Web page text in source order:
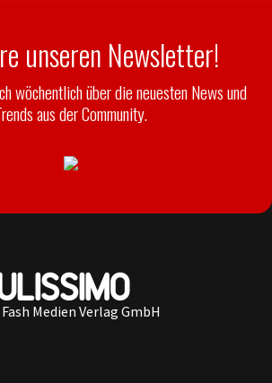
unseren Newsletter!
wöchentlich über die neuesten News und
aus der Community.
Medien Verlag GmbH